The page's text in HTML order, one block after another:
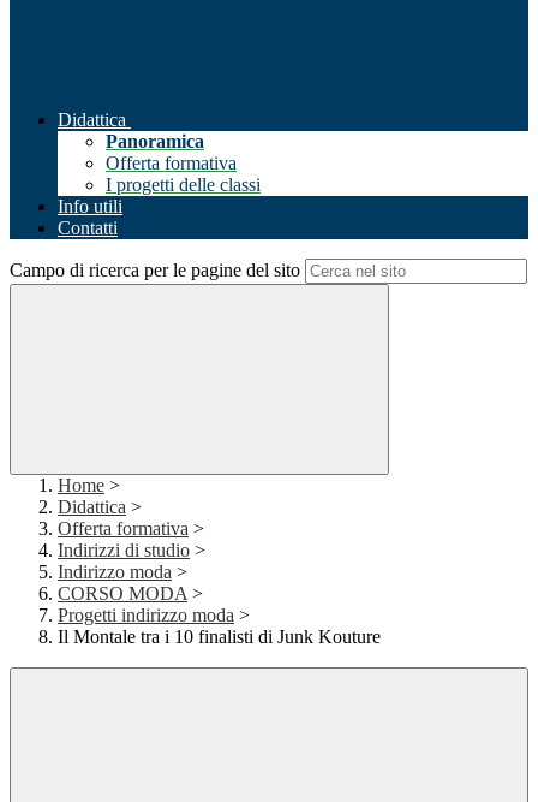
Didattica
Panoramica
Offerta formativa
I progetti delle classi
Info utili
Contatti
Campo di ricerca per le pagine del sito
Home >
Didattica >
Offerta formativa >
Indirizzi di studio >
Indirizzo moda >
CORSO MODA >
Progetti indirizzo moda >
Il Montale tra i 10 finalisti di Junk Kouture